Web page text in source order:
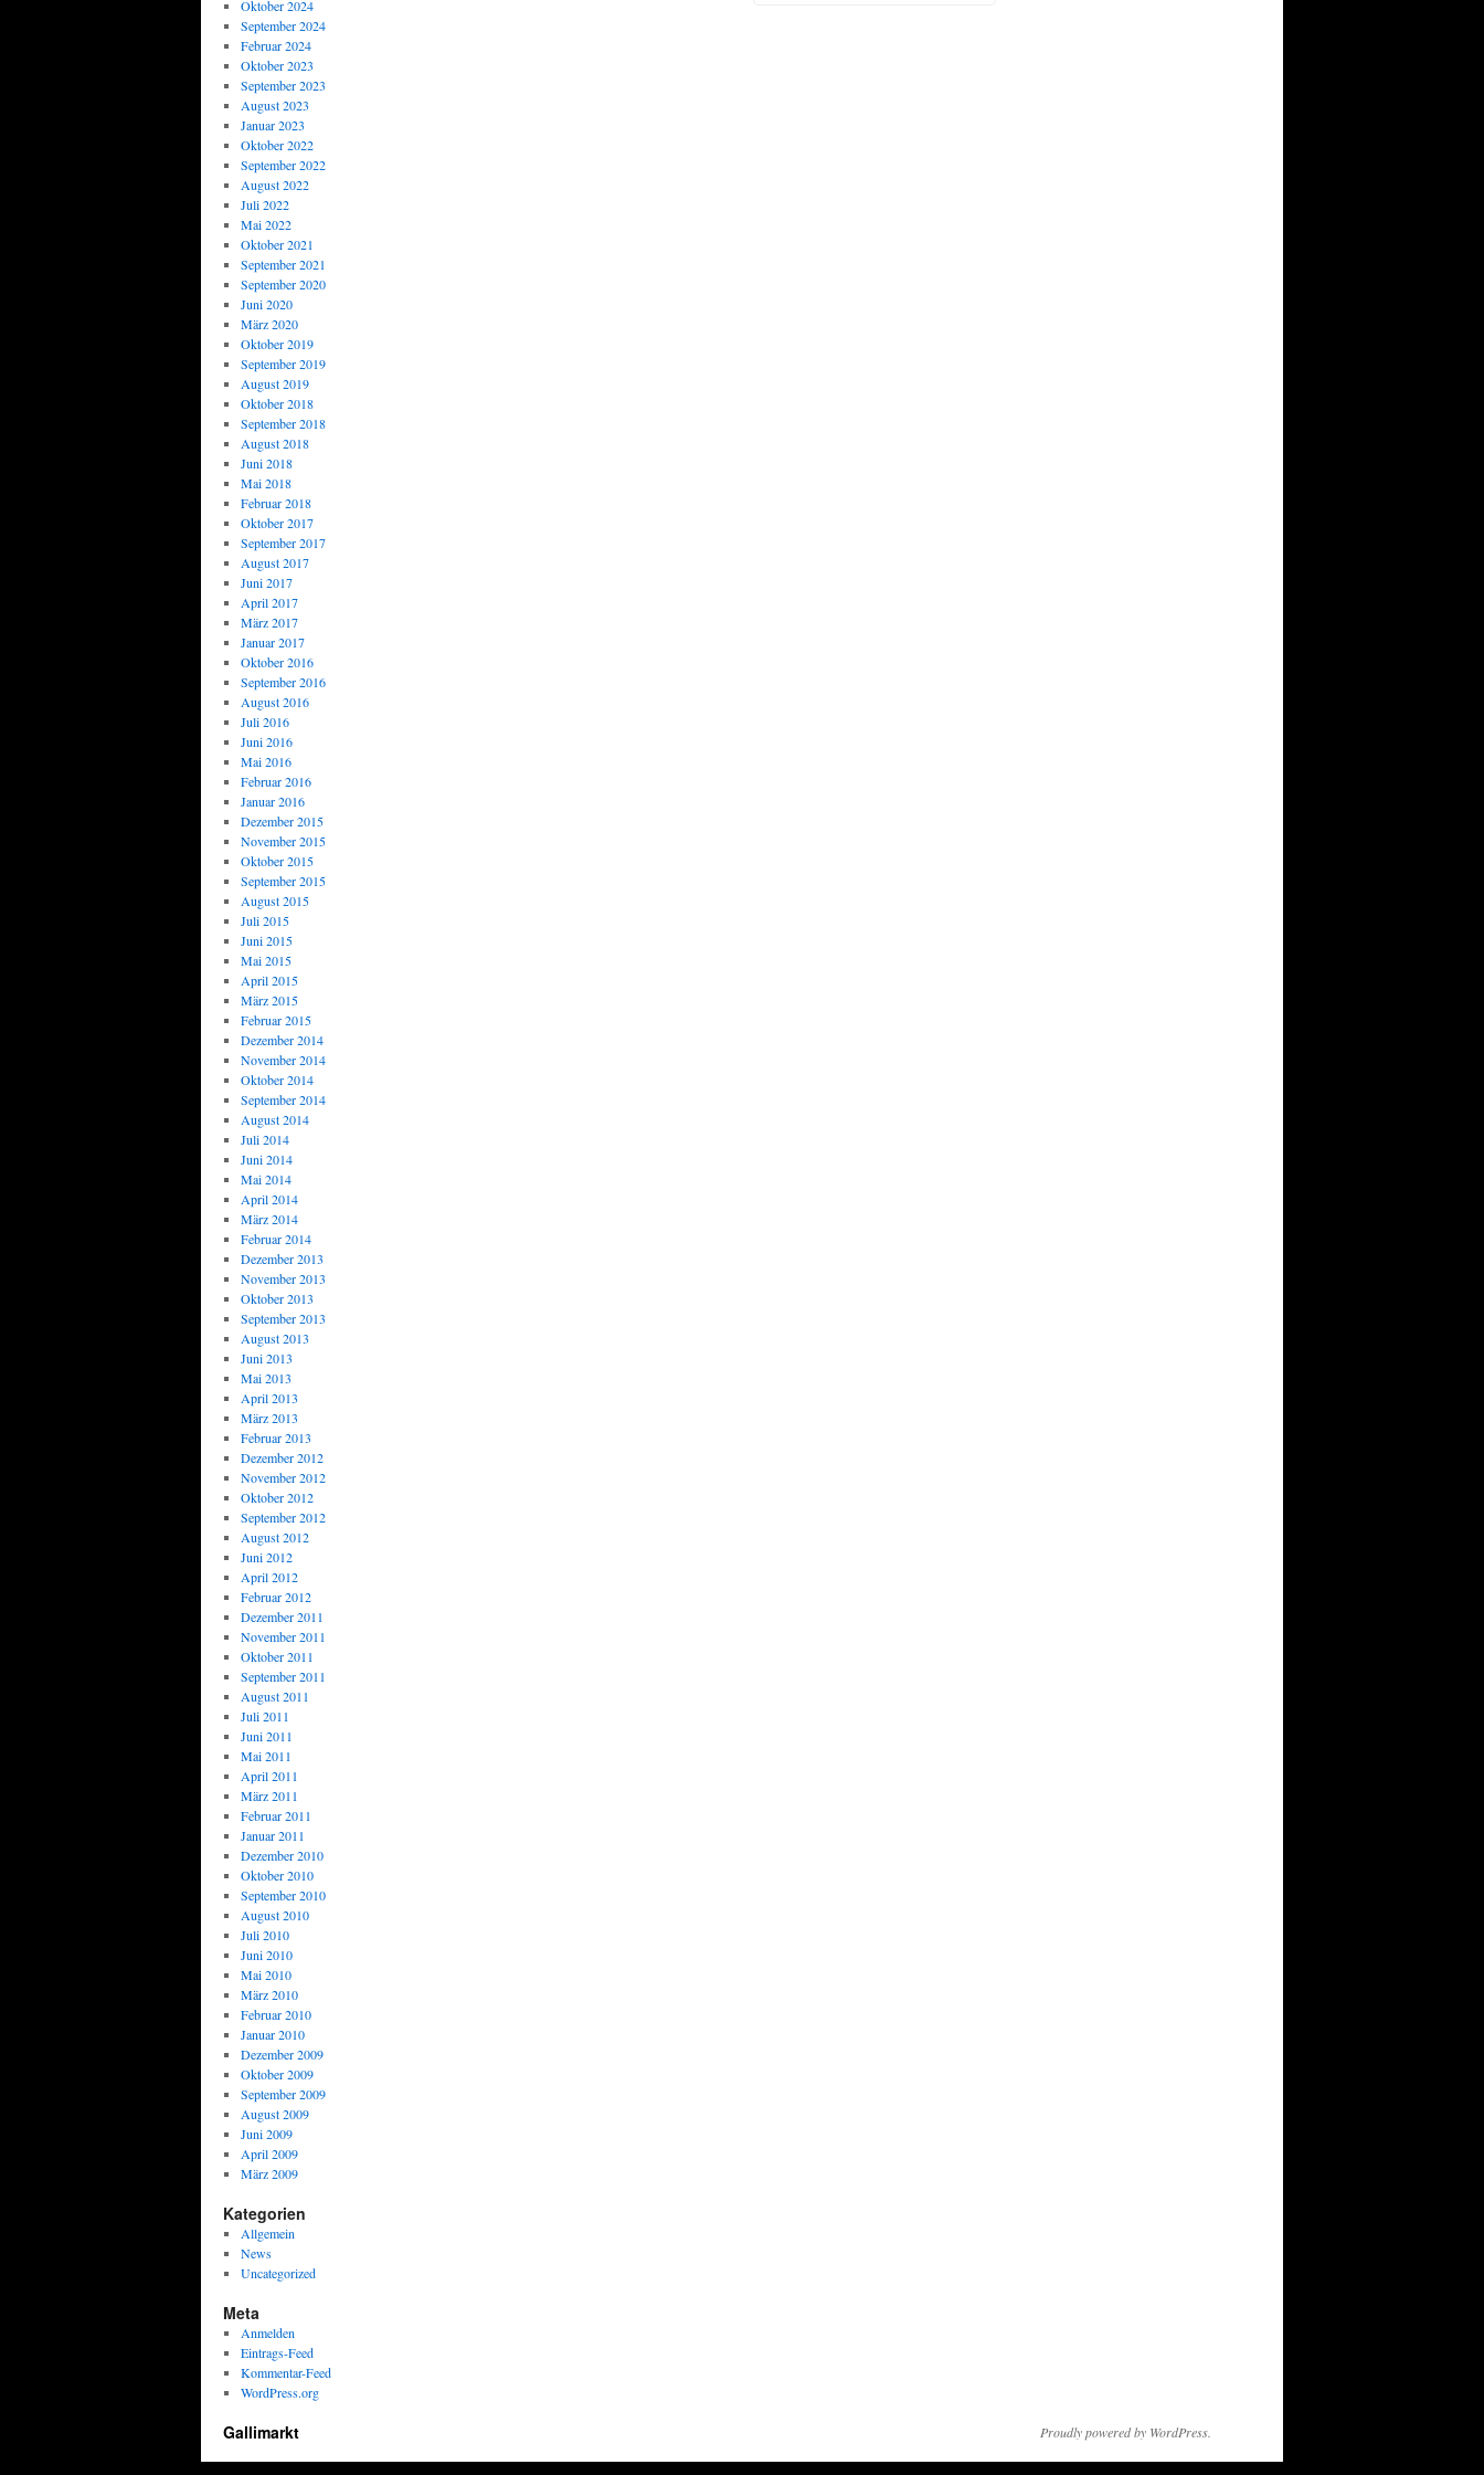
Oktober 2024
September 2024
Februar 2024
Oktober 2023
September 2023
August 2023
Januar 2023
Oktober 2022
September 2022
August 2022
Juli 2022
Mai 2022
Oktober 2021
September 2021
September 2020
Juni 2020
März 2020
Oktober 2019
September 2019
August 2019
Oktober 2018
September 2018
August 2018
Juni 2018
Mai 2018
Februar 2018
Oktober 2017
September 2017
August 2017
Juni 2017
April 2017
März 2017
Januar 2017
Oktober 2016
September 2016
August 2016
Juli 2016
Juni 2016
Mai 2016
Februar 2016
Januar 2016
Dezember 2015
November 2015
Oktober 2015
September 2015
August 2015
Juli 2015
Juni 2015
Mai 2015
April 2015
März 2015
Februar 2015
Dezember 2014
November 2014
Oktober 2014
September 2014
August 2014
Juli 2014
Juni 2014
Mai 2014
April 2014
März 2014
Februar 2014
Dezember 2013
November 2013
Oktober 2013
September 2013
August 2013
Juni 2013
Mai 2013
April 2013
März 2013
Februar 2013
Dezember 2012
November 2012
Oktober 2012
September 2012
August 2012
Juni 2012
April 2012
Februar 2012
Dezember 2011
November 2011
Oktober 2011
September 2011
August 2011
Juli 2011
Juni 2011
Mai 2011
April 2011
März 2011
Februar 2011
Januar 2011
Dezember 2010
Oktober 2010
September 2010
August 2010
Juli 2010
Juni 2010
Mai 2010
März 2010
Februar 2010
Januar 2010
Dezember 2009
Oktober 2009
September 2009
August 2009
Juni 2009
April 2009
März 2009
Kategorien
Allgemein
News
Uncategorized
Meta
Anmelden
Eintrags-Feed
Kommentar-Feed
WordPress.org
Gallimarkt Proudly powered by WordPress.